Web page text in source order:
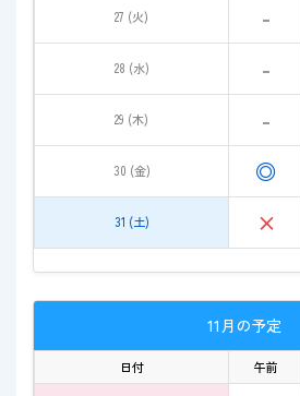
27 (火) -
28 (水) -
29 (木) -
30 (金) ◎
31 (土) ×
11月の予定
日付 午前